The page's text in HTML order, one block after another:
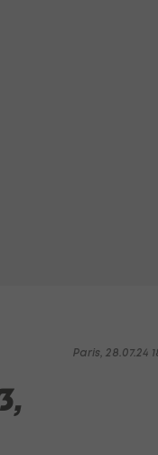
Paris, 28.07.24